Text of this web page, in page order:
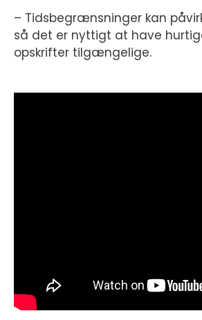
– Tidsbegrænsninger kan
så det er nyttigt at have
opskrifter tilgængelige.